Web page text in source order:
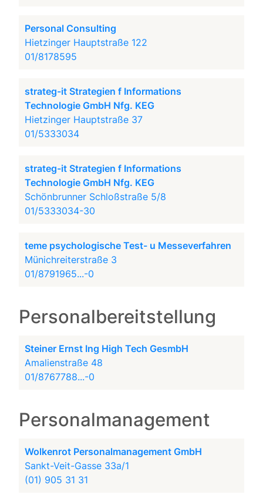
Personal Consulting
Hietzinger Hauptstraße 122
01/8178595
strateg-it Strategien f Informations
Technologie GmbH Nfg. KEG
Hietzinger Hauptstraße 37
01/5333034
strateg-it Strategien f Informations
Technologie GmbH Nfg. KEG
Schönbrunner Schloßstraße 5/8
01/5333034-30
teme psychologische Test- u Messeverfahren
Münichreiterstraße 3
01/8791965...-0
Personalbereitstellung
Steiner Ernst Ing High Tech GesmbH
Amalienstraße 48
01/8767788...-0
Personalmanagement
Wolkenrot Personalmanagement GmbH
Sankt-Veit-Gasse 33a/1
(01) 905 31 31